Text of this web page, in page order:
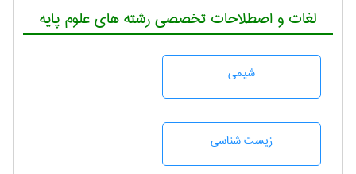
لغات و اصطلاحات تخصصی رشته های علوم پایه
شيمی
زيست شناسی